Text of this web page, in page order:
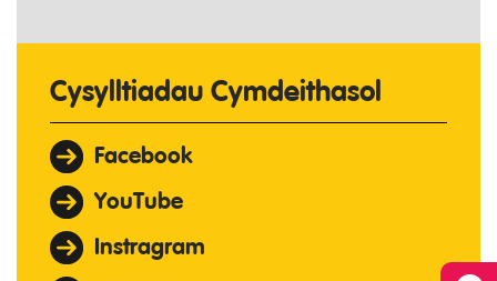
Cysylltiadau Cymdeithasol
Facebook
YouTube
Instragram